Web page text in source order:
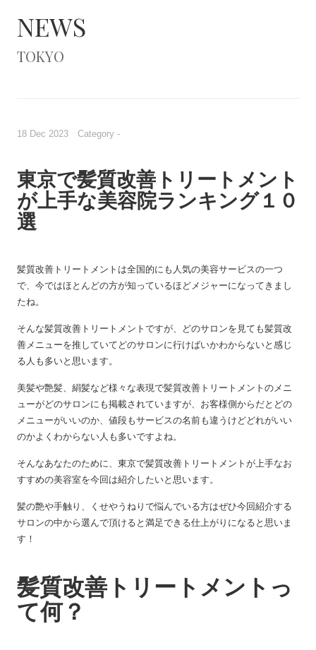
NEWS
TOKYO
18 Dec 2023 Category -
東京で髪質改善トリートメント
が上手な美容院ランキング１０
選
髪質改善トリートメントは全国的にも人気の美容サービスの一つ
で、今ではほとんどの方が知っているほどメジャーになってきまし
たね。
そんな髪質改善トリートメントですが、どのサロンを見ても髪質改
善メニューを推していてどのサロンに行けばいかわからないと感じ
る人も多いと思います。
美髪や艶髪、絹髪など様々な表現で髪質改善トリートメントのメニ
ューがどのサロンにも掲載されていますが、お客様側からだとどの
メニューがいいのか、値段もサービスの名前も違うけどどれがいい
のかよくわからない人も多いですよね。
そんなあなたのために、東京で髪質改善トリートメントが上手なお
すすめの美容室を今回は紹介したいと思います。
髪の艶や手触り、くせやうねりで悩んでいる方はぜひ今回紹介する
サロンの中から選んで頂けると満足できる仕上がりになると思いま
す！
髪質改善トリートメントっ
て何？